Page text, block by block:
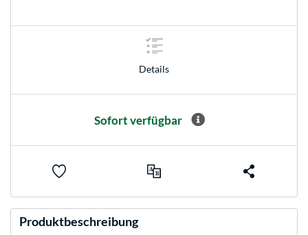
Details
Sofort verfügbar
Produktbeschreibung